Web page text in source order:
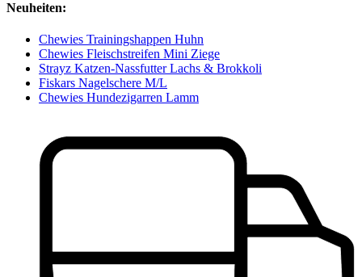
Neuheiten:
Chewies Trainingshappen Huhn
Chewies Fleischstreifen Mini Ziege
Strayz Katzen-Nassfutter Lachs & Brokkoli
Fiskars Nagelschere M/L
Chewies Hundezigarren Lamm